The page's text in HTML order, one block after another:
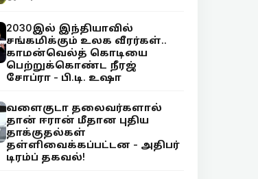
2030இல் இந்தியாவில்
சங்கமிக்கும் உலக வீரர்கள்..
காமன்வெல்த் கொடியை
பெற்றுக்கொண்ட நீரஜ்
சோப்ரா - பி.டி. உஷா
வளைகுடா தலைவர்களால்
தான் ஈரான் மீதான புதிய
தாக்குதல்கள்
தள்ளிவைக்கப்பட்டன - அதிபர்
டிரம்ப் தகவல்!